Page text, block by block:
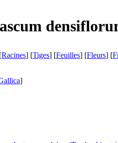
Racines] [Tiges] [Feuilles] [Fleurs] [
]